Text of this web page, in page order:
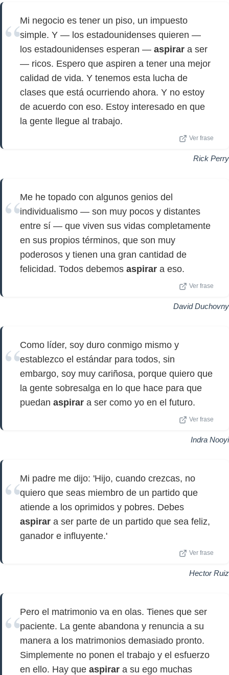
Mi negocio es tener un piso, un impuesto
simple. Y — los estadounidenses quieren —
los estadounidenses esperan — aspirar a ser
— ricos. Espero que aspiren a tener una mejor
calidad de vida. Y tenemos esta lucha de
clases que está ocurriendo ahora. Y no estoy
de acuerdo con eso. Estoy interesado en que
la gente llegue al trabajo.
Ver frase
Rick Perry
Me he topado con algunos genios del
individualismo — son muy pocos y distantes
entre sí — que viven sus vidas completamente
en sus propios términos, que son muy
poderosos y tienen una gran cantidad de
felicidad. Todos debemos aspirar a eso.
Ver frase
David Duchovny
Como líder, soy duro conmigo mismo y
establezco el estándar para todos, sin
embargo, soy muy cariñosa, porque quiero que
la gente sobresalga en lo que hace para que
puedan aspirar a ser como yo en el futuro.
Ver frase
Indra Nooyi
Mi padre me dijo: 'Hijo, cuando crezcas, no
quiero que seas miembro de un partido que
atiende a los oprimidos y pobres. Debes
aspirar a ser parte de un partido que sea feliz,
ganador e influyente.'
Ver frase
Hector Ruiz
Pero el matrimonio va en olas. Tienes que ser
paciente. La gente abandona y renuncia a su
manera a los matrimonios demasiado pronto.
Simplemente no ponen el trabajo y el esfuerzo
en ello. Hay que aspirar a su ego muchas